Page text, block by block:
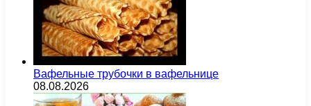
Вафельные трубочки в вафельнице
08.08.2026